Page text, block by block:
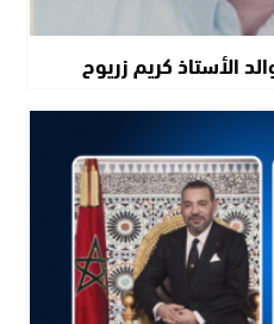
الأستاذ كريم زريوح